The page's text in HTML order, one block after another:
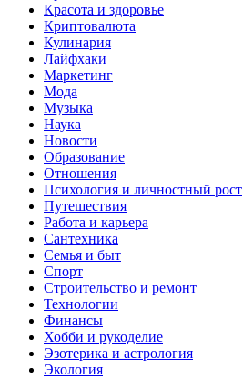
Красота и здоровье
Криптовалюта
Кулинария
Лайфхаки
Маркетинг
Мода
Музыка
Наука
Новости
Образование
Отношения
Психология и личностный рост
Путешествия
Работа и карьера
Сантехника
Семья и быт
Спорт
Строительство и ремонт
Технологии
Финансы
Хобби и рукоделие
Эзотерика и астрология
Экология